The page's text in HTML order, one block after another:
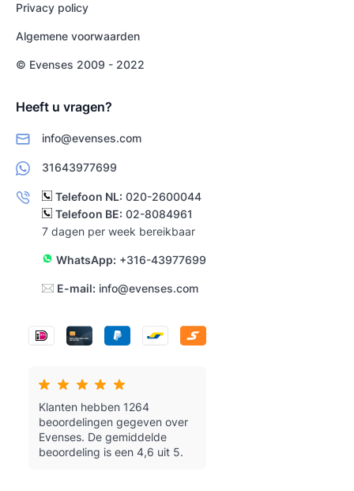
Privacy policy
Algemene voorwaarden
© Evenses 2009 - 2022
Heeft u vragen?
info@evenses.com
31643977699
Telefoon NL: 020-2600044
Telefoon BE: 02-8084961
7 dagen per week bereikbaar
WhatsApp: +316-43977699
E-mail: info@evenses.com
Klanten hebben 1264
beoordelingen gegeven over
Evenses. De gemiddelde
beoordeling is een 4,6 uit 5.